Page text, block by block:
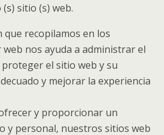
sitio (s) web.
que recopilamos en los
nos ayuda a administrar el
el sitio web y su
y mejorar la experiencia
y proporcionar un
y personal, nuestros sitios web